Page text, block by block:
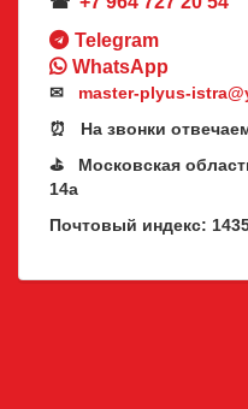
Telegram
WhatsApp
✉ master-plyus-
⏰ На звонки
⛳ Московская
14а
Почтовый индекс: